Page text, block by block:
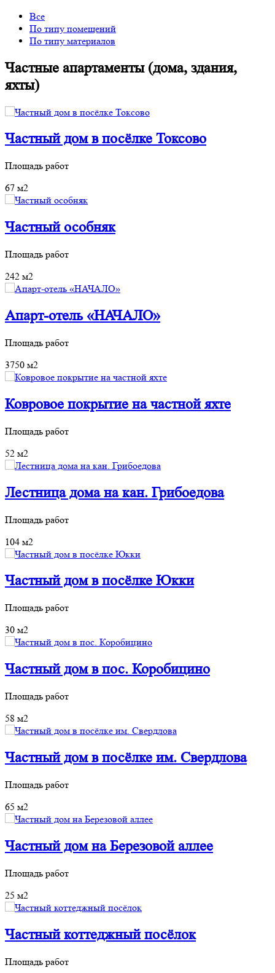
Все
По типу помещений
По типу материалов
Частные апартаменты (дома, здания,
яхты)
Частный дом в посёлке Токсово
Площадь работ
67 м2
Частный особняк
Площадь работ
242 м2
Апарт-отель «НАЧАЛО»
Площадь работ
3750 м2
Ковровое покрытие на частной яхте
Площадь работ
52 м2
Лестница дома на кан. Грибоедова
Площадь работ
104 м2
Частный дом в посёлке Юкки
Площадь работ
30 м2
Частный дом в пос. Коробицино
Площадь работ
58 м2
Частный дом в посёлке им. Свердлова
Площадь работ
65 м2
Частный дом на Березовой аллее
Площадь работ
25 м2
Частный коттеджный посёлок
Площадь работ